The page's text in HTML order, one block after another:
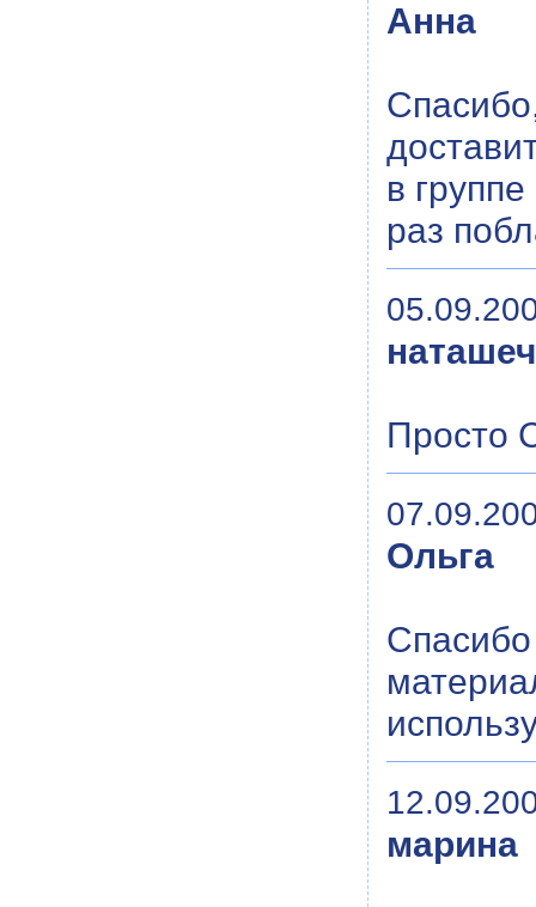
Анна
в
раз
Просто
Ольга
Спасибо
марина